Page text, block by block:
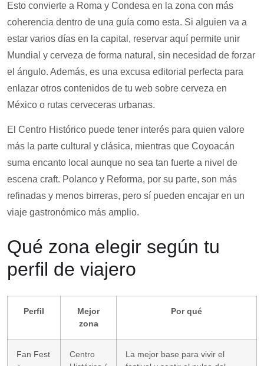
Esto convierte a Roma y Condesa en la zona con más
coherencia dentro de una guía como esta. Si alguien va a
estar varios días en la capital, reservar aquí permite unir
Mundial y cerveza de forma natural, sin necesidad de forzar
el ángulo. Además, es una excusa editorial perfecta para
enlazar otros contenidos de tu web sobre cerveza en
México o rutas cerveceras urbanas.
El Centro Histórico puede tener interés para quien valore
más la parte cultural y clásica, mientras que Coyoacán
suma encanto local aunque no sea tan fuerte a nivel de
escena craft. Polanco y Reforma, por su parte, son más
refinadas y menos birreras, pero sí pueden encajar en un
viaje gastronómico más amplio.
Qué zona elegir según tu
perfil de viajero
Perfil
Mejor
zona
Por qué
Fan Fest
Centro
La mejor base para vivir el